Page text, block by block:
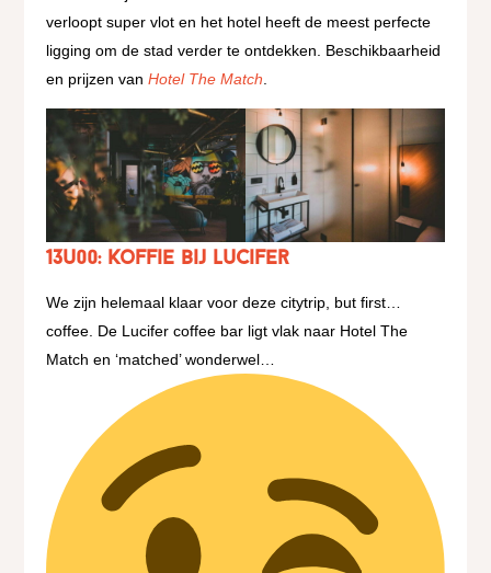
verloopt super vlot en het hotel heeft de meest perfecte
ligging om de stad verder te ontdekken. Beschikbaarheid
en prijzen vanHotel The Match.
13u00: koffie bij Lucifer
We zijn helemaal klaar voor deze citytrip, but first…
coffee. De Lucifer coffee bar ligt vlak naar Hotel The
Match en ‘matched’ wonderwel…